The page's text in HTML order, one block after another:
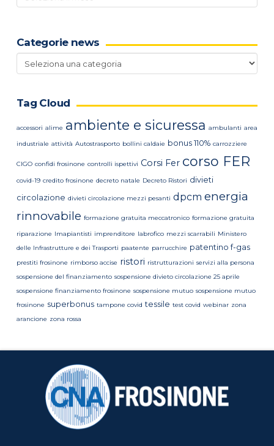
news
Categorie news
Categorie
news
Tag Cloud
accessori alime ambiente e sicuressa ambulanti area
industriale attività Autostrasporto bollini caldaie bonus 110% carrozziere
CIGO confidi frosinone controlli ispettivi Corsi Fer corso FER
covid-19 credito frosinone decreto natale Decreto Ristori divieti
circolazione divieti circolazione mezzi pesanti dpcm energia
rinnovabile formazione gratuita meccatronico formazione gratuita
riparazione Imapiantisti imprenditore labrofico mezzi scarrabili Ministero
delle Infrastrutture e dei Trasporti paatente parrucchire patentino f-gas
prestiti frosinone rimborso accise ristori ristrutturazioni servizi alla persona
sospensione del finanziamento sospensione divieto circolazione 25 aprile
sospensione finanziamento frosinone sospensione mutuo sospensione mutuo
frosinone superbonus tampone covid tessile test covid webinar zona
arancione zona rossa